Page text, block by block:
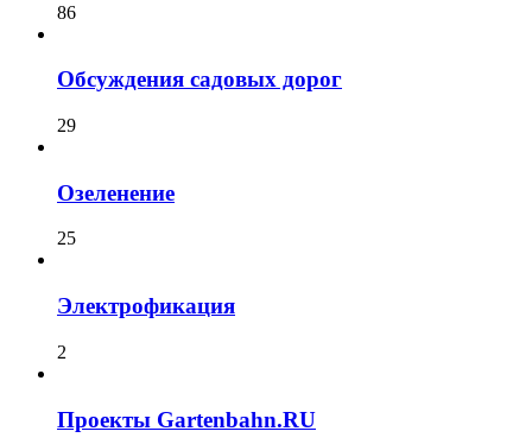
86
Обсуждения садовых дорог
29
Озеленение
25
Электрофикация
2
Проекты Gartenbahn.RU